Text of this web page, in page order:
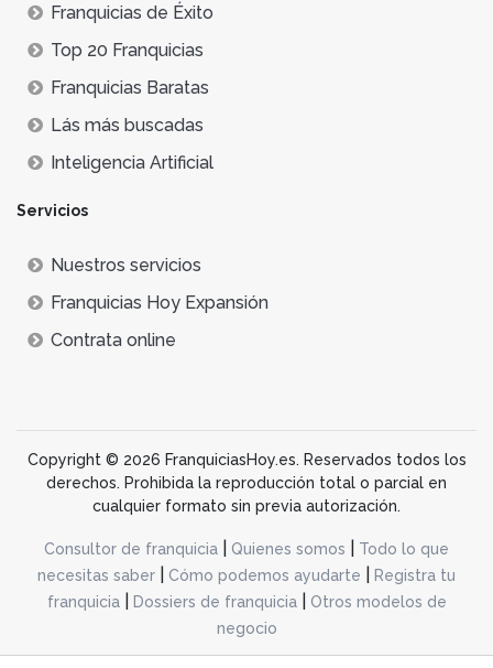
Franquicias de Éxito
Top 20 Franquicias
Franquicias Baratas
Lás más buscadas
Inteligencia Artificial
Servicios
Nuestros servicios
Franquicias Hoy Expansión
Contrata online
Copyright © 2026 FranquiciasHoy.es. Reservados todos los
derechos. Prohibida la reproducción total o parcial en
cualquier formato sin previa autorización.
Consultor de franquicia Quienes somos
Todo lo que
necesitas saber
Cómo podemos ayudarte
Registra tu
franquicia| Dossiers de franquicia|
Otros modelos de
negocio